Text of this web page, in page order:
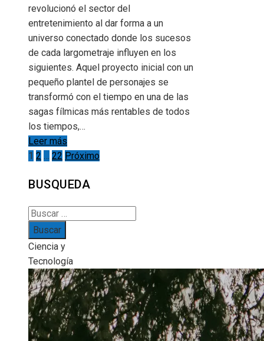
revolucionó el sector del
entretenimiento al dar forma a un
universo conectado donde los sucesos
de cada largometraje influyen en los
siguientes. Aquel proyecto inicial con un
pequeño plantel de personajes se
transformó con el tiempo en una de las
sagas fílmicas más rentables de todos
los tiempos,…
Leer más
Paginación
de
entradas
1 2 22 Próximo
BUSQUEDA
Buscar:
Ciencia y
Tecnología